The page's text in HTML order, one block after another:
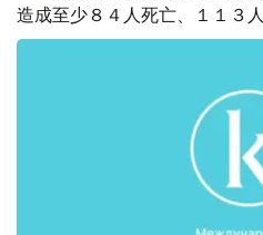
造成至少８４人死亡、１１３